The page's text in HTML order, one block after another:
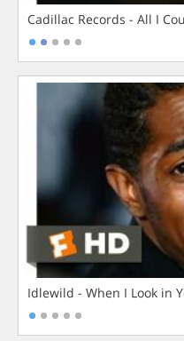
Cadillac Records - All I
Idlewild - When I Look in